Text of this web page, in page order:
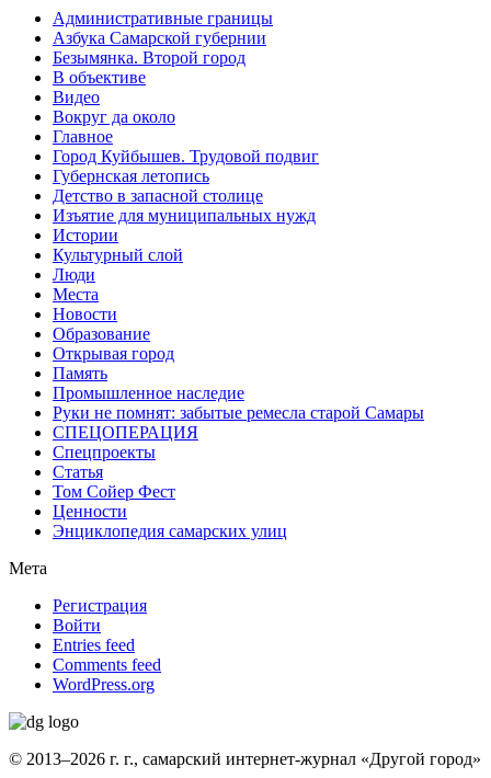
Административные границы
Азбука Самарской губернии
Безымянка. Второй город
В объективе
Видео
Вокруг да около
Главное
Город Куйбышев. Трудовой подвиг
Губернская летопись
Детство в запасной столице
Изъятие для муниципальных нужд
Истории
Культурный слой
Люди
Места
Новости
Образование
Открывая город
Память
Промышленное наследие
Руки не помнят: забытые ремесла старой Самары
СПЕЦОПЕРАЦИЯ
Спецпроекты
Статья
Том Сойер Фест
Ценности
Энциклопедия самарских улиц
Мета
Регистрация
Войти
Entries feed
Comments feed
WordPress.org
© 2013–2026 г. г., самарский интернет-журнал «Другой город»